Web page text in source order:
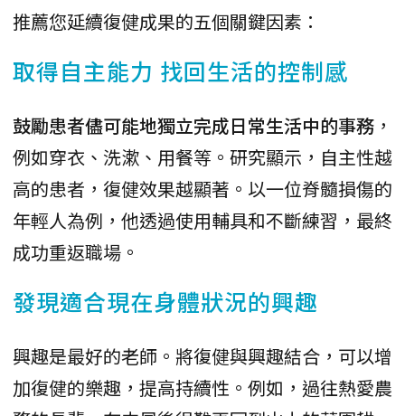
推薦您延續復健成果的五個關鍵因素：
取得自主能力 找回生活的控制感
鼓勵患者儘可能地獨立完成日常生活中的事務 ，
例如穿衣、洗漱、用餐等。研究顯示，自主性越
高的患者，復健效果越顯著。以一位脊髓損傷的
年輕人為例，他透過使用輔具和不斷練習，最終
成功重返職場。
發現適合現在身體狀況的興趣
興趣是最好的老師。將復健與興趣結合，可以增
加復健的樂趣，提高持續性。例如，過往熱愛農